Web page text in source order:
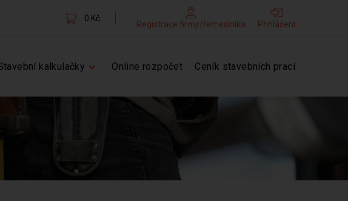
0 Kč
Registrace firmy/řemeslníka Přihlášení
kalkulačky Online rozpočet Ceník stavebních prací